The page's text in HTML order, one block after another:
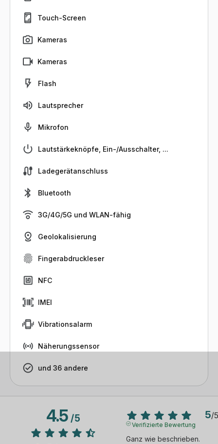
Touch-Screen
Kameras
Kameras
Flash
Lautsprecher
Mikrofon
Lautstärkeknöpfe, Ein-/Ausschalter, ...
Ladegerätanschluss
Bluetooth
3G/4G/5G und WLAN-fähig
Geolokalisierung
Fingerabdruckleser
NFC
IMEI
Vibrationsalarm
Näherungssensor
und 36 andere
4.5/5 5/5
Verifizierte Bewertung
Ganz wie beschrieben.